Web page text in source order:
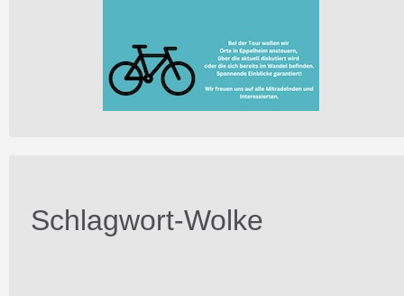
Schlagwort-Wolke